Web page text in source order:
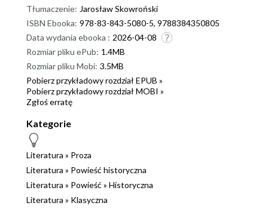
Tłumaczenie: Jarosław Skowroński
ISBN Ebooka: 978-83-843-5080-5, 9788384350805
Data wydania ebooka : 2026-04-08
Rozmiar pliku ePub: 1.4MB
Rozmiar pliku Mobi: 3.5MB
Pobierz przykładowy rozdział EPUB »
Pobierz przykładowy rozdział MOBI »
Zgłoś erratę
Kategorie
Literatura » Proza
Literatura » Powieść historyczna
Literatura » Powieść » Historyczna
Literatura » Klasyczna